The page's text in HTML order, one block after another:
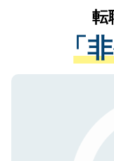
は、個人
管理基準
る、プラ
で、機密
かがいし
経験をま
させてい
ない方に
ので、ま
転
「